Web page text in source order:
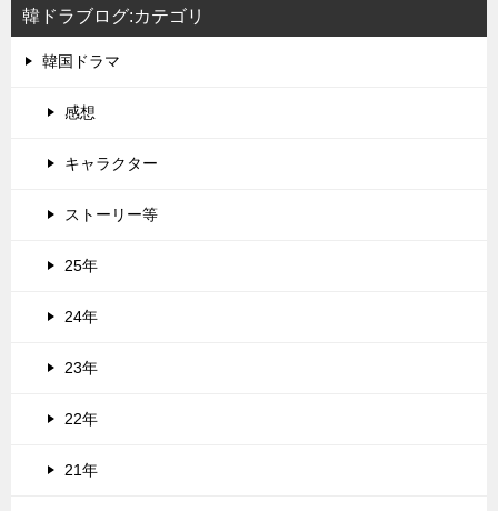
韓ドラブログ:カテゴリ
韓国ドラマ
感想
キャラクター
ストーリー等
25年
24年
23年
22年
21年